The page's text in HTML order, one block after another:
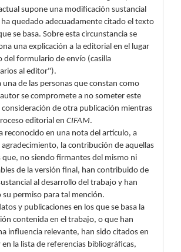
supone una modificación sustancial
ha quedado adecuadamente citado el texto
se basa. Sobre esta circunstancia se
una explicación a la editorial en el lugar
del formulario de envío (casilla
al editor").
una de las personas que constan como
se compromete a no someter este
de otra publicación mientras
editorial en CIFAM.
reconocido en una nota del artículo, a
la contribución de aquellas
que, no siendo firmantes del mismo ni
de la versión final, han contribuido de
al desarrollo del trabajo y han
permiso para tal mención.
y publicaciones en los que se basa la
contenida en el trabajo, o que han
influencia relevante, han sido citados en
la lista de referencias bibliográficas,